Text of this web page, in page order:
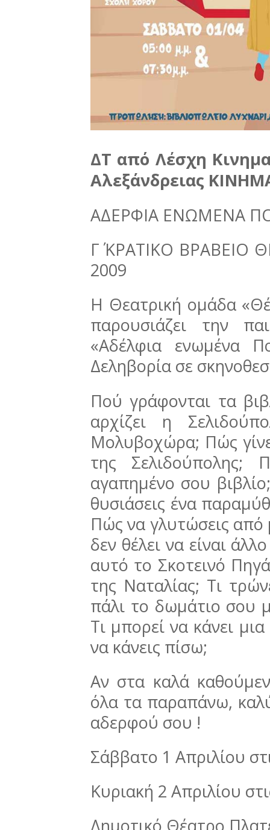
ΔΤ από Λέσχη
Αλεξάνδρειας
ΑΔΕΡΦΙΑ ΕΝΩΜΕΝΑ
Γ΄ ΚΡΑΤΙΚΟ ΒΡΑΒΕΙΟ
2009
Η Θεατρική ομάδα
παρουσιάζει την
«Αδέλφια ενωμένα
Δεληβορία σε
Πού γράφονται τα
αρχίζει η
Μολυβοχώρα; Πώς
της Σελιδούπολης;
αγαπημένο σου
θυσιάσεις ένα
Πώς να γλυτώσεις από
δεν θέλει να είναι
αυτό το Σκοτεινό
της Ναταλίας; Τι
πάλι το δωμάτιο σου
Τι μπορεί να κάνει
να κάνεις πίσω;
Αν στα καλά
όλα τα παραπάνω,
αδερφού σου !
Σάββατο 1 Απριλίου
Κυριακή 2 Απριλίου